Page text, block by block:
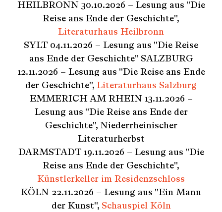
HEILBRONN 30.10.2026 – Lesung aus "Die
Reise ans Ende der Geschichte",
Literaturhaus Heilbronn
SYLT 04.11.2026 – Lesung aus "Die Reise
ans Ende der Geschichte" SALZBURG
12.11.2026 – Lesung aus "Die Reise ans Ende
der Geschichte", Literaturhaus Salzburg
EMMERICH AM RHEIN 13.11.2026 –
Lesung aus "Die Reise ans Ende der
Geschichte", Niederrheinischer
Literaturherbst
DARMSTADT 19.11.2026 – Lesung aus "Die
Reise ans Ende der Geschichte",
Künstlerkeller im Residenzschloss
KÖLN 22.11.2026 – Lesung aus "Ein Mann
der Kunst", Schauspiel Köln